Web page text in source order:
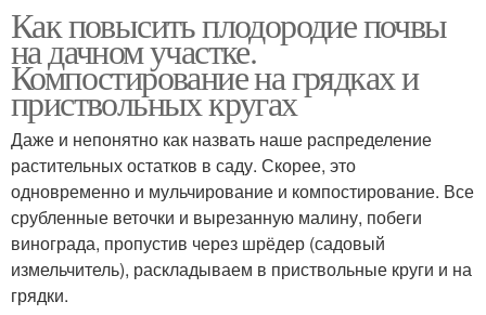
Как повысить плодородие почвы
на дачном участке.
Компостирование на грядках и
приствольных кругах
Даже и непонятно как назвать наше распределение
растительных остатков в саду. Скорее, это
одновременно и мульчирование и компостирование. Все
срубленные веточки и вырезанную малину, побеги
винограда, пропустив через шрёдер (садовый
измельчитель), раскладываем в приствольные круги и на
грядки.